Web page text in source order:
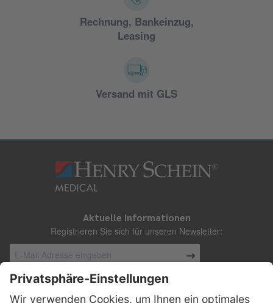
Rechnung, Bankeinzug,
Leasing
Versand mit GLS
Aktuelle Informationen
Registrieren Sie sich für unseren Newsletter:
Kontakt